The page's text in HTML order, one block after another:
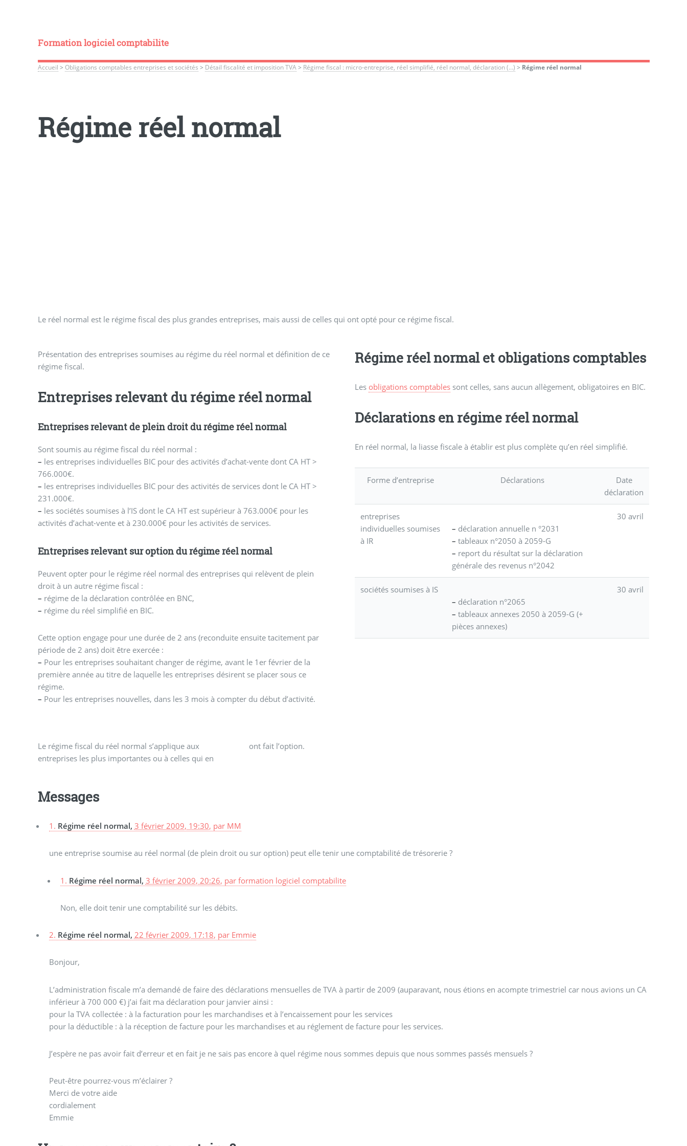
Formation logiciel comptabilite
Accueil > Obligations comptables entreprises et sociétés > Détail fiscalité et imposition TVA> Régime fiscal : micro-entreprise, réel simplifié, réel normal, déclaration (…) > Régime réel normal
Régime réel normal
Le réel normal est le régime fiscal des plus grandes entreprises, mais aussi de celles qui ont opté pour ce régime fiscal.
Présentation des entreprises soumises au régime du réel normal et définition de ce
régime fiscal.
Entreprises relevant du régime réel normal
Entreprises relevant de plein droit du régime réel normal
Sont soumis au régime fiscal du réel normal :
– les entreprises individuelles BIC pour des activités d’achat-vente dont CA HT >
766.000€.
– les entreprises individuelles BIC pour des activités de services dont le CA HT >
231.000€.
– les sociétés soumises à l’IS dont le CA HT est supérieur à 763.000€ pour les
activités d’achat-vente et à 230.000€ pour les activités de services.
Entreprises relevant sur option du régime réel normal
Peuvent opter pour le régime réel normal des entreprises qui relèvent de plein
droit à un autre régime fiscal :
– régime de la déclaration contrôlée en BNC,
– régime du réel simplifié en BIC.
Cette option engage pour une durée de 2 ans (reconduite ensuite tacitement par
période de 2 ans) doit être exercée :
– Pour les entreprises souhaitant changer de régime, avant le 1er février de la
première année au titre de laquelle les entreprises désirent se placer sous ce
régime.
– Pour les entreprises nouvelles, dans les 3 mois à compter du début d’activité.
Régime réel normal et obligations comptables
Les obligations comptables sont celles, sans aucun allègement, obligatoires en BIC.
Déclarations en régime réel normal
En réel normal, la liasse fiscale à établir est plus complète qu’en réel simplifié.
Forme d’entreprise Déclarations
Date
déclaration
entreprises
individuelles soumises
à IR
– déclaration annuelle n °2031
– tableaux n°2050 à 2059-G
– report du résultat sur la déclaration
générale des revenus n°2042
30 avril
sociétés soumises à IS
– déclaration n°2065
– tableaux annexes 2050 à 2059-G (+
pièces annexes)
30 avril
Le régime fiscal du réel normal s’applique aux
entreprises les plus importantes ou à celles qui en
ont fait l’option.
Messages
1. Régime réel normal, 3 février 2009, 19:30, par MM
une entreprise soumise au réel normal (de plein droit ou sur option) peut elle tenir une comptabilité de trésorerie ?
1. Régime réel normal, 3 février 2009, 20:26, par formation logiciel comptabilite
Non, elle doit tenir une comptabilité sur les débits.
2. Régime réel normal, 22 février 2009, 17:18, par Emmie
Bonjour,
L’administration fiscale m’a demandé de faire des déclarations mensuelles de TVA à partir de 2009 (auparavant, nous étions en acompte trimestriel car nous avions un CA
inférieur à 700 000 €) j’ai fait ma déclaration pour janvier ainsi :
pour la TVA collectée : à la facturation pour les marchandises et à l’encaissement pour les services
pour la déductible : à la réception de facture pour les marchandises et au réglement de facture pour les services.
J’espère ne pas avoir fait d’erreur et en fait je ne sais pas encore à quel régime nous sommes depuis que nous sommes passés mensuels ?
Peut-être pourrez-vous m’éclairer ?
Merci de votre aide
cordialement
Emmie